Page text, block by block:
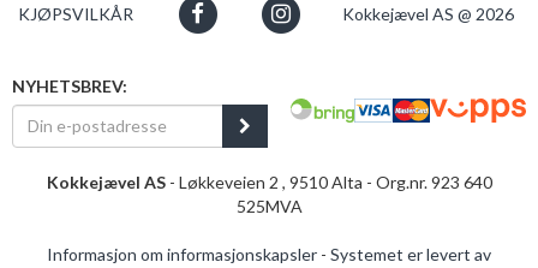
KJØPSVILKÅR Kokkejævel AS @ 2026
NYHETSBREV:
Kokkejævel AS- Løkkeveien 2 , 9510 Alta - Org.nr. 923 640
525MVA
Informasjon om informasjonskapsler - Systemet er levert av